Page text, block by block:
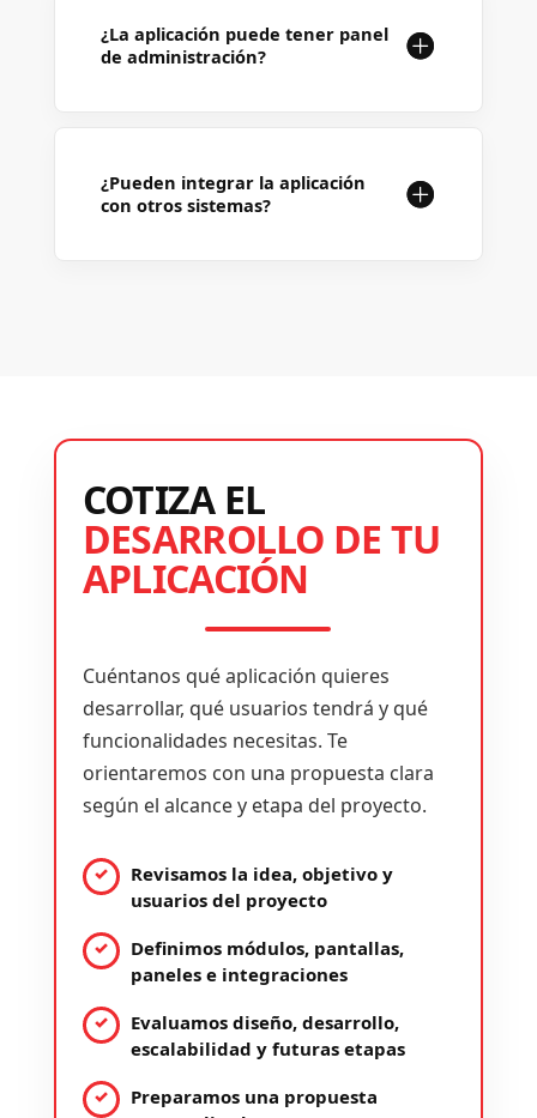
¿La aplicación puede tener panel
de administración?
¿Pueden integrar la aplicación
con otros sistemas?
COTIZA EL
DESARROLLO DE TU
APLICACIÓN
Cuéntanos qué aplicación quieres
desarrollar, qué usuarios tendrá y qué
funcionalidades necesitas. Te
orientaremos con una propuesta clara
según el alcance y etapa del proyecto.
Revisamos la idea, objetivo y
usuarios del proyecto
Definimos módulos, pantallas,
paneles e integraciones
Evaluamos diseño, desarrollo,
escalabilidad y futuras etapas
Preparamos una propuesta